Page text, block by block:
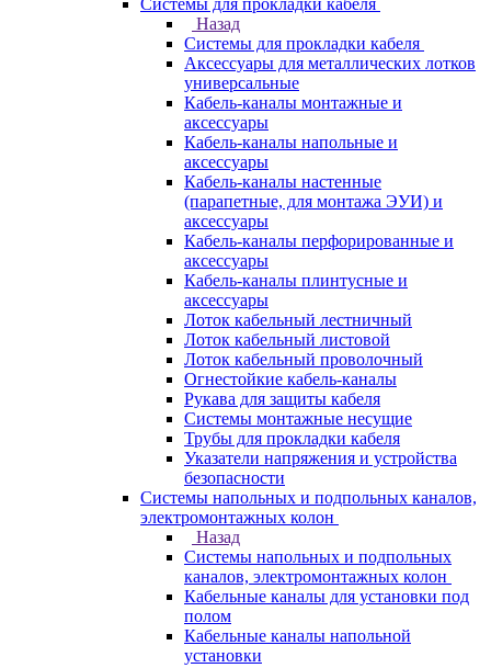
Системы для прокладки кабеля
Назад
Системы для прокладки кабеля
Аксессуары для металлических лотков
универсальные
Кабель-каналы монтажные и
аксессуары
Кабель-каналы напольные и
аксессуары
Кабель-каналы настенные
(парапетные, для монтажа ЭУИ) и
аксессуары
Кабель-каналы перфорированные и
аксессуары
Кабель-каналы плинтусные и
аксессуары
Лоток кабельный лестничный
Лоток кабельный листовой
Лоток кабельный проволочный
Огнестойкие кабель-каналы
Рукава для защиты кабеля
Системы монтажные несущие
Трубы для прокладки кабеля
Указатели напряжения и устройства
безопасности
Системы напольных и подпольных каналов,
электромонтажных колон
Назад
Системы напольных и подпольных
каналов, электромонтажных колон
Кабельные каналы для установки под
полом
Кабельные каналы напольной
установки